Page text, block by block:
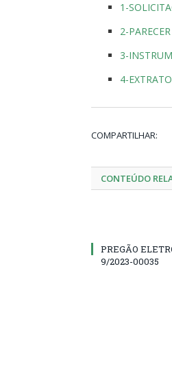
1-
2-
3-
4-
COMPARTILHAR:
CONTEÚDO
PREGÃO
9/2023-00035